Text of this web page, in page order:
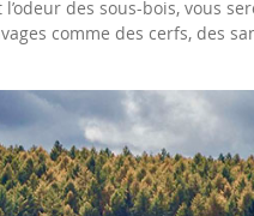
des sous-bois, vous
comme des cerfs, des